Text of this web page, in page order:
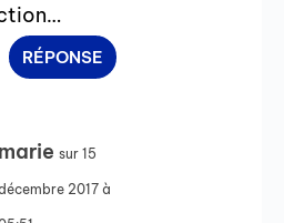
RÉPONSE
marie sur 15
2017 à